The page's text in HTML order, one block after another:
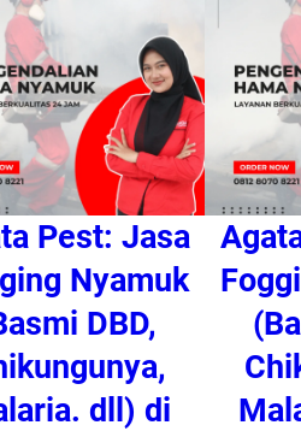
Pest: Jasa
Nyamuk
DBD,
dll) di